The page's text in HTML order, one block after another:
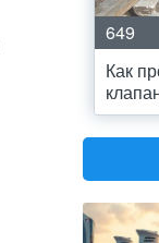
649
Как